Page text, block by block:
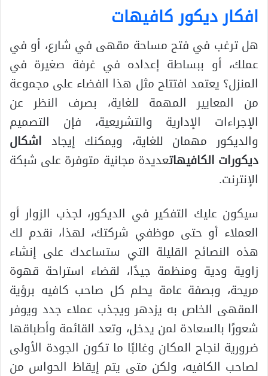
افكار ديكور كافيهات
هل ترغب في فتح مساحة مقهى في شارع، أو في
عملك، أو ببساطة إعداده في غرفة صغيرة في
المنزل؟ يعتمد افتتاح مثل هذا الفضاء على مجموعة
من المعايير المهمة للغاية، بصرف النظر عن
الإجراءات الإدارية والتشريعية، فإن التصميم
والديكور مهمان للغاية، ويمكنك إيجاد اشكال
ديكورات الكافيهاتعديدة مجانية متوفرة على شبكة
الإنترنت.
سيكون عليك التفكير في الديكور، لجذب الزوار أو
العملاء أو حتى موظفي شركتك، لهذا، نقدم لك
هذه النصائح القليلة التي ستساعدك على إنشاء
زاوية ودية ومنظمة جيدًا، لقضاء استراحة قهوة
مريحة، وبصفة عامة يحلم كل صاحب كافيه برؤية
المقهى الخاص به يزدهر ويجذب عملاء جدد ويوفر
شعورًا بالسعادة لمن يدخل، وتعد القائمة وأطباقها
ضرورية لنجاح المكان وغالبًا ما تكون الجودة الأولى
لصاحب الكافيه، ولكن متى يتم إيقاظ الحواس من